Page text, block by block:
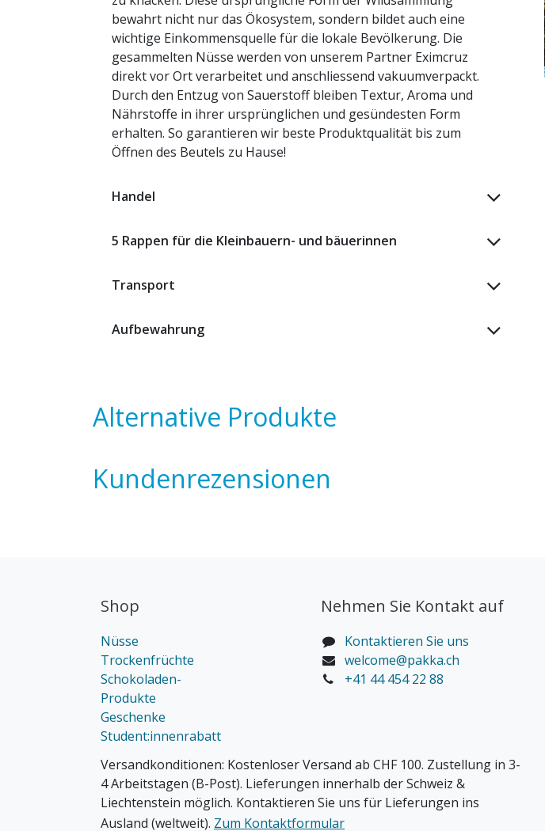
bewahrt nicht nur das Ökosystem, sondern bildet auch eine
wichtige Einkommensquelle für die lokale Bevölkerung. Die
gesammelten Nüsse werden von unserem Partner Eximcruz
direkt vor Ort verarbeitet und anschliessend vakuumverpackt.
Durch den Entzug von Sauerstoff bleiben Textur, Aroma und
Nährstoffe in ihrer ursprünglichen und gesündesten Form
erhalten. So garantieren wir beste Produktqualität bis zum
Öffnen des Beutels zu Hause!
Handel
5 Rappen für die Kleinbauern- und bäuerinnen
Transport
Aufbewahrung
Alternative Produkte
Kundenrezensionen
Shop
Nüsse
Trockenfrüchte
Schokoladen-
Produkte
Geschenke
Student:innenrabatt
Nehmen Sie Kontakt auf
Kontaktieren Sie uns
welcome@pakka.ch
+41 44 454 22 88
Versandkonditionen: Kostenloser Versand ab CHF 100. Zustellung in 3-
4 Arbeitstagen (B-Post). Lieferungen innerhalb der Schweiz &
Liechtenstein möglich. Kontaktieren Sie uns für Lieferungen ins
Ausland (weltweit). Zum Kontaktformular